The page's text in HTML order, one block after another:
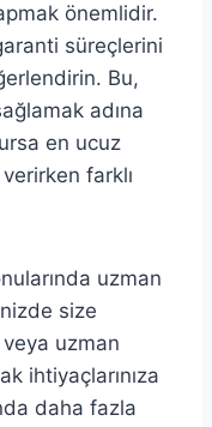
önemlidir.
süreçlerini
Bu,
adına
en ucuz
farklı
uzman
size
uzman
ihtiyaçlarınıza
daha fazla